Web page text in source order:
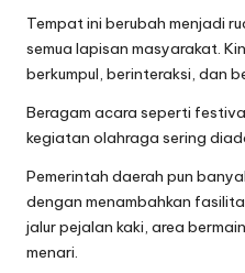
Tempat ini berubah menjadi
semua lapisan masyarakat.
berkumpul, berinteraksi, dan
Beragam acara seperti
kegiatan olahraga sering
Pemerintah daerah pun
dengan menambahkan
jalur pejalan kaki, area
menari.